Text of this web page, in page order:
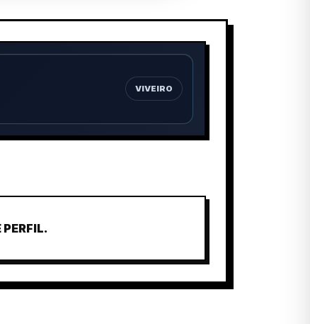
VIVEIRO
PERFIL.